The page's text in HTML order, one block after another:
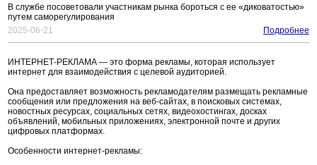
В службе посоветовали участникам рынка бороться с ее «диковатостью»
путем саморегулирования
2025-06-21
Подробнее
ИНТЕРНЕТ-РЕКЛАМА — это форма рекламы, которая использует
интернет для взаимодействия с целевой аудиторией.
Она предоставляет возможность рекламодателям размещать рекламные
сообщения или предложения на веб-сайтах, в поисковых системах,
новостных ресурсах, социальных сетях, видеохостингах, досках
объявлений, мобильных приложениях, электронной почте и других
цифровых платформах.
Особенности интернет-рекламы: